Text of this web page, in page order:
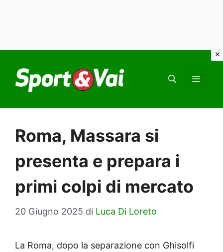
contenuto
Roma, Massara si
presenta e prepara i
primi colpi di mercato
20 Giugno 2025 di Luca Di Loreto
La Roma, dopo la separazione con Ghisolfi